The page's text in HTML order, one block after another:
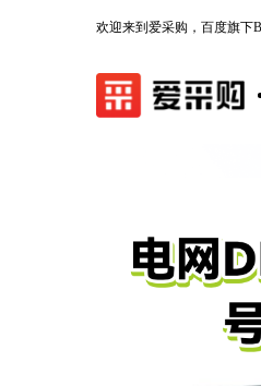
欢迎来到爱采购，百度旗下